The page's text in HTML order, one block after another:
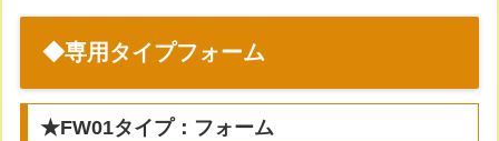
◆専用タイプフォーム
★FW01タイプ：フォーム